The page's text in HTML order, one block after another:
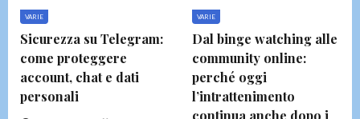
VARIE
Sicurezza su Telegram:
come proteggere
account, chat e dati
personali
VARIE
Dal binge watching alle
community online:
perché oggi
l’intrattenimento
continua anche dopo i